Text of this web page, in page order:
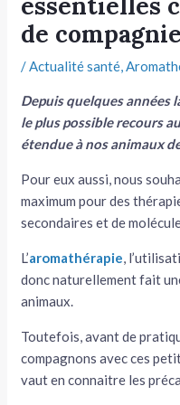
de
/Actualité santé,
Depuis quelques années
le plus possible recours
étendue à nos animaux
Pour eux aussi, nous
maximum pour des
secondaires et de
L’aromathérapie,
donc naturellement fait
animaux.
Toutefois, avant de
compagnons avec ces
vaut en connaitre les